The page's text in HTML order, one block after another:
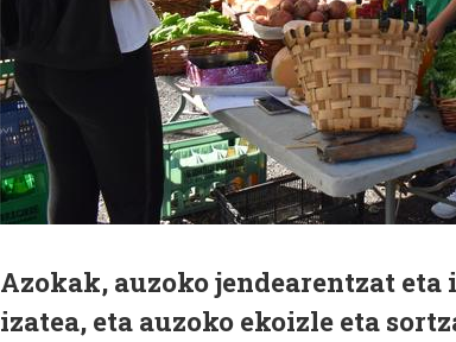
Azokak, auzoko jendearentzat
izatea, eta auzoko ekoizle eta